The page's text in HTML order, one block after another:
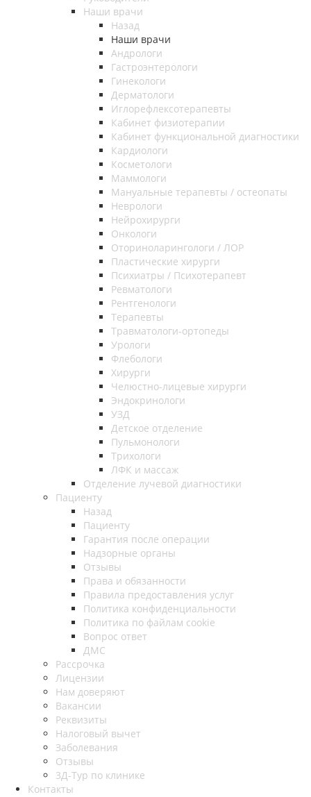
Наши врачи
Назад
Наши врачи
Андрологи
Гастроэнтерологи
Гинекологи
Дерматологи
Иглорефлексотерапевты
Кабинет физиотерапии
Кабинет функциональной диагностики
Кардиологи
Косметологи
Маммологи
Мануальные терапевты / остеопаты
Неврологи
Нейрохирурги
Онкологи
Оториноларингологи / ЛОР
Пластические хирурги
Психиатры / Психотерапевт
Ревматологи
Рентгенологи
Терапевты
Травматологи-ортопеды
Урологи
Флебологи
Хирурги
Челюстно-лицевые хирурги
Эндокринологи
УЗД
Детское отделение
Пульмонологи
Трихологи
ЛФК и массаж
Отделение лучевой диагностики
Пациенту
Назад
Пациенту
Гарантия после операции
Надзорные органы
Отзывы
Права и обязанности
Правила предоставления услуг
Политика конфиденциальности
Политика по файлам cookie
Вопрос ответ
ДМС
Рассрочка
Лицензии
Нам доверяют
Вакансии
Реквизиты
Налоговый вычет
Заболевания
Отзывы
3Д-Тур по клинике
Контакты